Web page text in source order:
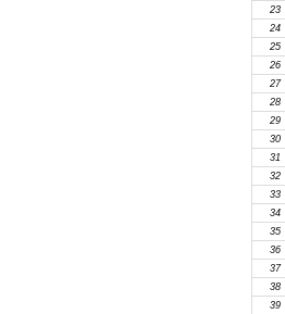
23
24
25
26
27
28
29
30
31
32
33
34
35
36
37
38
39